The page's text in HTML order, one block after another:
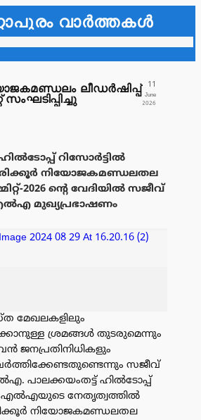
വാർത്തകൾ
ലീഡർഷിപ്പ്
സംഘടിപ്പിച്ചു
11
June
2026
റിസോർട്ടിൽ
ഇരിക്കൂർ നിയോജകമണ്ഡലതല
2026 ൻ്റെ വേദിയിൽ സജീവ്
മുഖ്യപ്രഭാഷണം
പരസ്യം
മേഖലകളിലും
ശ്രമങ്ങൾ തുടരുമെന്നും
ജനപ്രതിനിധികളും
സജീവ്
പാലക്കയംതട്ട് ഹിൽടോപ്പ്
നേതൃത്വത്തിൽ
നിയോജകമണ്ഡലതല